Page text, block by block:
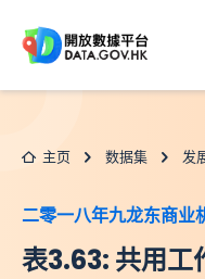
主页 数据集 发
二零一八年九龙东商业
表3.63: 共用工